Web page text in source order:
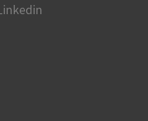
Microsoft